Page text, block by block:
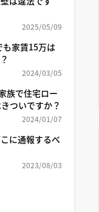
2025/05/09
家賃15万は
2024/03/05
族で住宅ロー
ついですか？
2024/01/07
に通報するべ
2023/08/03